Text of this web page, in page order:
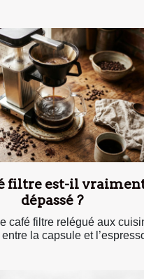
filtre est-il
dépassé ?
café filtre relégué aux
la capsule et